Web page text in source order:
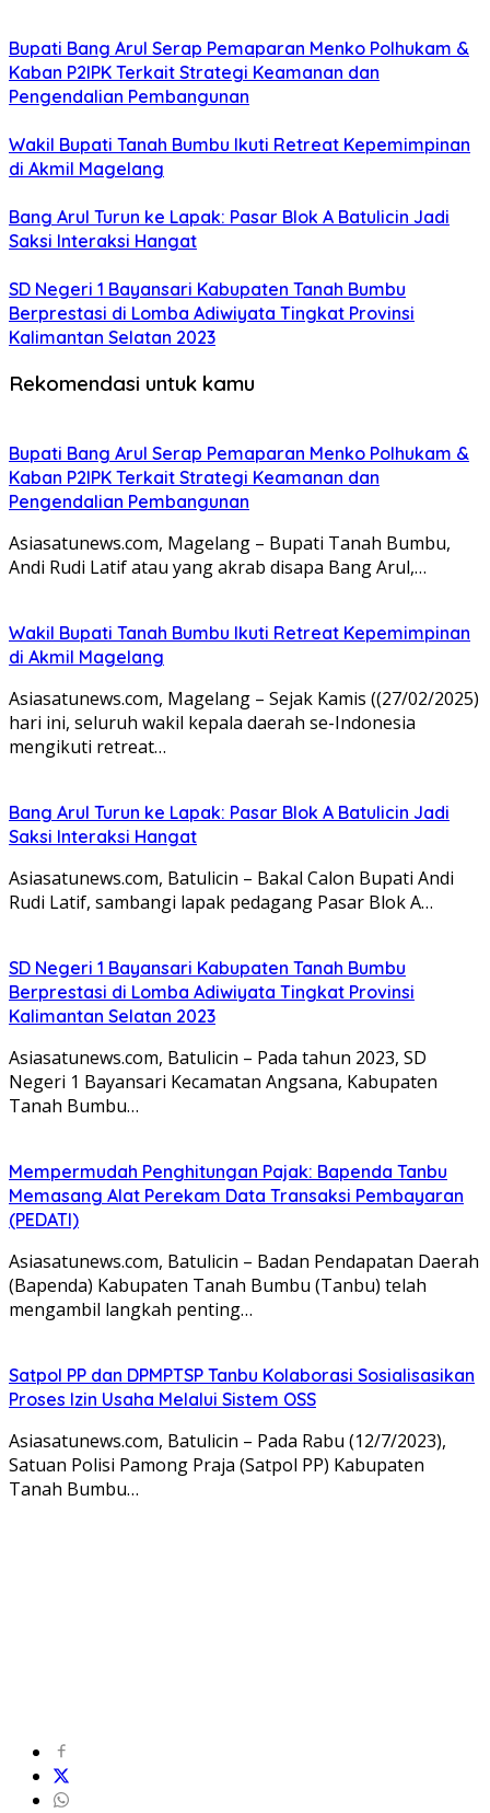
Bupati Bang Arul Serap Pemaparan Menko Polhukam &
Kaban P2IPK Terkait Strategi Keamanan dan
Pengendalian Pembangunan
Wakil Bupati Tanah Bumbu Ikuti Retreat Kepemimpinan
di Akmil Magelang
Bang Arul Turun ke Lapak: Pasar Blok A Batulicin Jadi
Saksi Interaksi Hangat
SD Negeri 1 Bayansari Kabupaten Tanah Bumbu
Berprestasi di Lomba Adiwiyata Tingkat Provinsi
Kalimantan Selatan 2023
Rekomendasi untuk kamu
Bupati Bang Arul Serap Pemaparan Menko Polhukam &
Kaban P2IPK Terkait Strategi Keamanan dan
Pengendalian Pembangunan
Asiasatunews.com, Magelang – Bupati Tanah Bumbu,
Andi Rudi Latif atau yang akrab disapa Bang Arul,…
Wakil Bupati Tanah Bumbu Ikuti Retreat Kepemimpinan
di Akmil Magelang
Asiasatunews.com, Magelang – Sejak Kamis ((27/02/2025)
hari ini, seluruh wakil kepala daerah se-Indonesia
mengikuti retreat…
Bang Arul Turun ke Lapak: Pasar Blok A Batulicin Jadi
Saksi Interaksi Hangat
Asiasatunews.com, Batulicin – Bakal Calon Bupati Andi
Rudi Latif, sambangi lapak pedagang Pasar Blok A…
SD Negeri 1 Bayansari Kabupaten Tanah Bumbu
Berprestasi di Lomba Adiwiyata Tingkat Provinsi
Kalimantan Selatan 2023
Asiasatunews.com, Batulicin – Pada tahun 2023, SD
Negeri 1 Bayansari Kecamatan Angsana, Kabupaten
Tanah Bumbu…
Mempermudah Penghitungan Pajak: Bapenda Tanbu
Memasang Alat Perekam Data Transaksi Pembayaran
(PEDATI)
Asiasatunews.com, Batulicin – Badan Pendapatan Daerah
(Bapenda) Kabupaten Tanah Bumbu (Tanbu) telah
mengambil langkah penting…
Satpol PP dan DPMPTSP Tanbu Kolaborasi Sosialisasikan
Proses Izin Usaha Melalui Sistem OSS
Asiasatunews.com, Batulicin – Pada Rabu (12/7/2023),
Satuan Polisi Pamong Praja (Satpol PP) Kabupaten
Tanah Bumbu…